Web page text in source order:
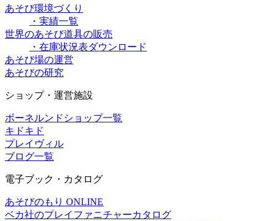
あそび環境づくり
・実績一覧
世界のあそび道具の販売
・在庫状況表ダウンロード
あそび場の運営
あそびの研究
ショップ・運営施設
ボーネルンドショップ一覧
キドキド
プレイヴィル
ブログ一覧
電子ブック・カタログ
あそびのもり ONLINE
ベカ社のプレイファニチャーカタログ